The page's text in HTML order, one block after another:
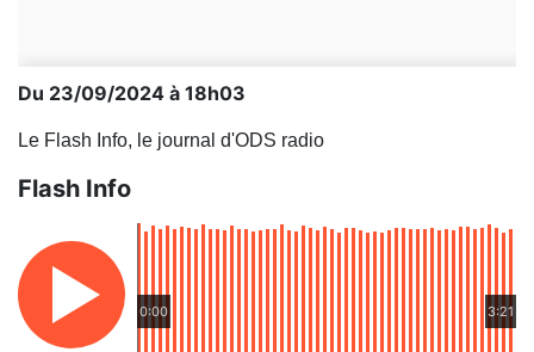
Du 23/09/2024 à 18h03
Le Flash Info, le journal d'ODS radio
Flash Info
0:00 3:21